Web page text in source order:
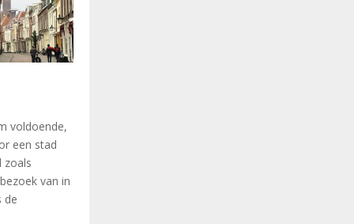
voldoende,
een stad
zoals
van in
de